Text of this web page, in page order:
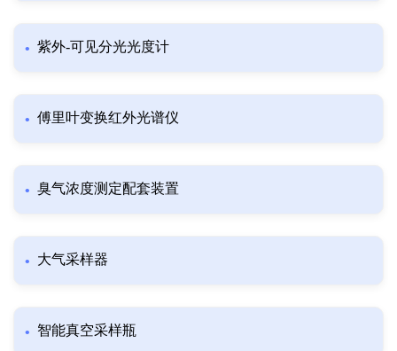
紫外-可见分光光度计
傅里叶变换红外光谱仪
臭气浓度测定配套装置
大气采样器
智能真空采样瓶